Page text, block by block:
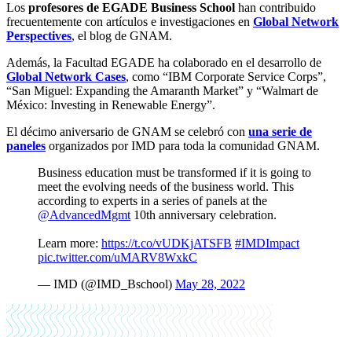
Los profesores de EGADE Business School han contribuido
frecuentemente con artículos e investigaciones en Global Network
Perspectives, el blog de GNAM.
Además, la Facultad EGADE ha colaborado en el desarrollo de
Global Network Cases, como “IBM Corporate Service Corps”,
“San Miguel: Expanding the Amaranth Market” y “Walmart de
México: Investing in Renewable Energy”.
El décimo aniversario de GNAM se celebró con una serie de
paneles organizados por IMD para toda la comunidad GNAM.
Business education must be transformed if it is going to
meet the evolving needs of the business world. This
according to experts in a series of panels at the
@AdvancedMgmt10th anniversary celebration.
Learn more: https://t.co/vUDKjATSFB #IMDImpact
pic.twitter.com/uMARV8WxkC
— IMD (@IMD_Bschool) May 28, 2022